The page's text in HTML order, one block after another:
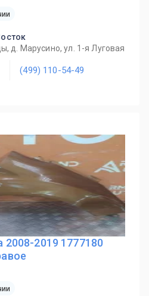
д. Марусино, ул. 1-я Луговая
(499) 110-54-49
2019 1777180